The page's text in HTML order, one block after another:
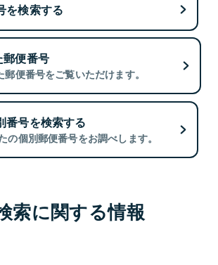
を検索する
便番号
便番号をご覧いただけます。
番号を検索する
の個別郵便番号をお調べします。
索に関する情報